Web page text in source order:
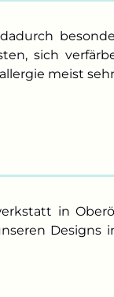
sich
meist
in
Designs